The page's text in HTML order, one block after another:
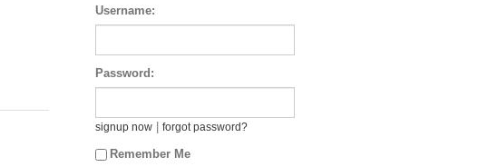
Username:
Password:
signup now forgot password?
Remember Me